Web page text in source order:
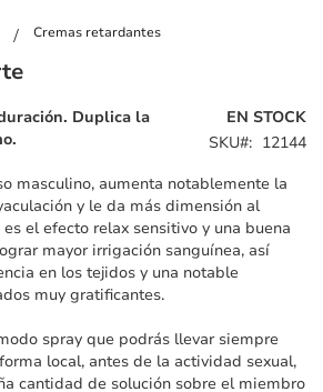
Cremas retardantes
EN STOCK
SKU
12144
Duplica la
masculino, aumenta notablemente la
y le da más dimensión al
el efecto relax sensitivo y una buena
mayor irrigación sanguínea, así
en los tejidos y una notable
muy gratificantes.
spray que podrás llevar siempre
local, antes de la actividad sexual,
cantidad de solución sobre el miembro